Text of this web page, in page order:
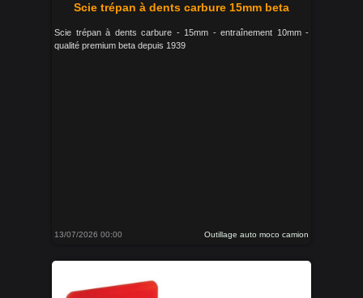
Scie trépan à dents carbure 15mm beta
Scie trépan à dents carbure - 15mm - entraînement 10mm -
qualité premium beta depuis 1939
13/07/2026 00:00 Outillage auto moco camion